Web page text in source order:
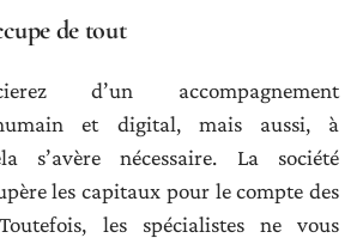
de tout
d’un accompagnement
et digital, mais aussi, à
s’avère nécessaire. La société
les capitaux pour le compte des
les spécialistes ne vous